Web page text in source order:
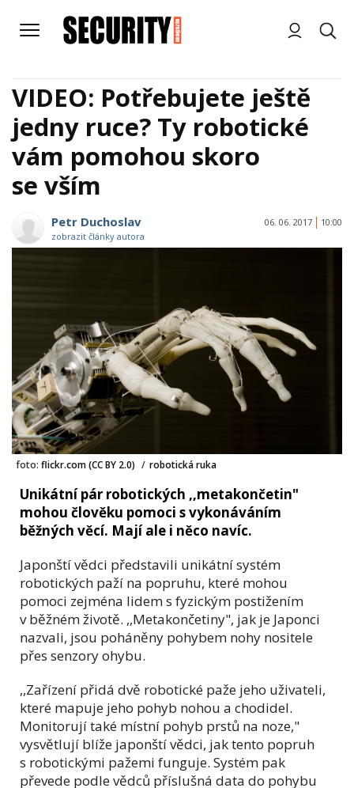
VIDEO: Potřebujete ještě
jedny ruce? Ty robotické
vám pomohou skoro
se vším
Petr Duchoslav
zobrazit články autora
06. 06. 2017 10:00
foto: flickr.com (CC BY 2.0) / robotická ruka
Unikátní pár robotických ,,metakončetin"
mohou člověku pomoci s vykonáváním
běžných věcí. Mají ale i něco navíc.
Japonští vědci představili unikátní systém
robotických paží na popruhu, které mohou
pomoci zejména lidem s fyzickým postižením
v běžném životě. ,,Metakončetiny", jak je Japonci
nazvali, jsou poháněny pohybem nohy nositele
přes senzory ohybu.
,,Zařízení přidá dvě robotické paže jeho uživateli,
které mapuje jeho pohyb nohou a chodidel.
Monitorují také místní pohyb prstů na noze,"
vysvětlují blíže japonští vědci, jak tento popruh
s robotickými pažemi funguje. Systém pak
převede podle vědců příslušná data do pohybu